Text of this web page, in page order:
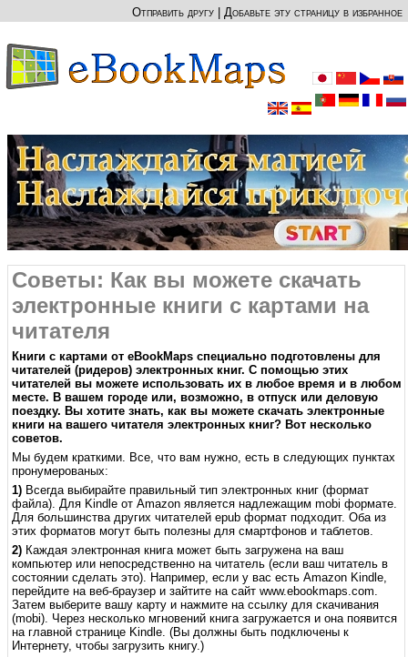
Отправить другу Добавьте эту страницу в избранное
Советы: Как вы можете скачать
электронные книги с картами на
читателя
Книги с картами от eBookMaps специально подготовлены для
читателей (ридеров) электронных книг. С помощью этих
читателей вы можете использовать их в любое время и в любом
месте. В вашем городе или, возможно, в отпуск или деловую
поездку. Вы хотите знать, как вы можете скачать электронные
книги на вашего читателя электронных книг? Вот несколько
советов.
Мы будем краткими. Все, что вам нужно, есть в следующих пунктах
пронумерованых:
1) Всегда выбирайте правильный тип электронных книг (формат
файла). Для Kindle от Amazon является надлежащим mobi формате.
Для большинства других читателей epub формат подходит. Оба из
этих форматов могут быть полезны для смартфонов и таблетов.
2) Каждая электронная книга может быть загружена на ваш
компьютер или непосредственно на читатель (если ваш читатель в
состоянии сделать это). Например, если у вас есть Amazon Kindle,
перейдите на веб-браузер и зайтите на сайт www.ebookmaps.com.
Затем выберите вашу карту и нажмите на ссылку для скачивания
(mobi). Через несколько мгновений книга загружается и она появится
на главной странице Kindle. (Вы должны быть подключены к
Интернету, чтобы загрузить книгу.)